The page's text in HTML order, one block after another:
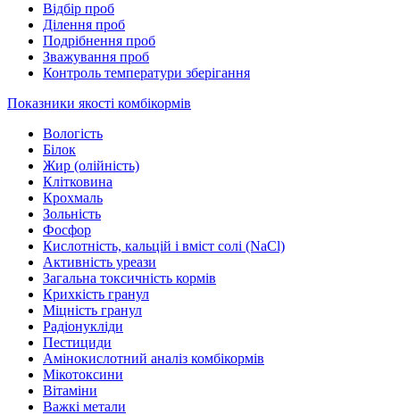
Відбір проб
Ділення проб
Подрібнення проб
Зважування проб
Контроль температури зберігання
Показники якості комбікормів
Вологість
Білок
Жир (олійність)
Клітковина
Крохмаль
Зольність
Фосфор
Кислотність, кальцій і вміст солі (NaCl)
Активність уреази
Загальна токсичність кормів
Крихкість гранул
Міцність гранул
Радіонукліди
Пестициди
Амінокислотний аналіз комбікормів
Мікотоксини
Вітаміни
Важкі метали